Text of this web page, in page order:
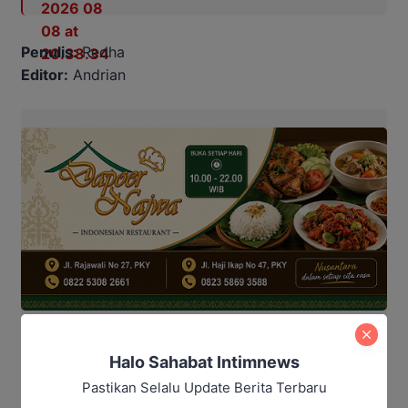
Penulis:Redha
Editor: Andrian
Halo Sahabat Intimnews
Pastikan Selalu Update Berita Terbaru